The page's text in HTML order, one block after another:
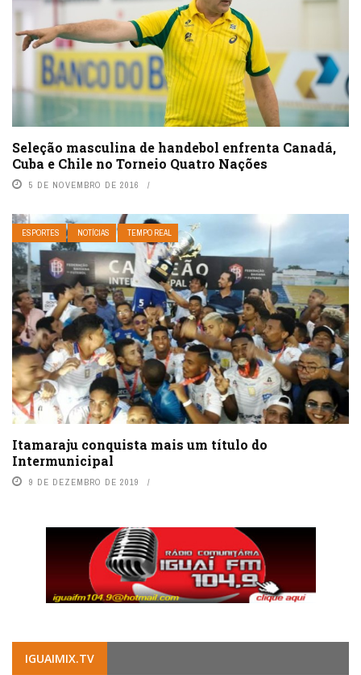
Seleção masculina de handebol enfrenta Canadá,
Cuba e Chile no Torneio Quatro Nações
5 DE NOVEMBRO DE 2016
ESPORTES NOTÍCIAS TEMPO REAL
Itamaraju conquista mais um título do
Intermunicipal
9 DE DEZEMBRO DE 2019
IGUAIMIX.TV